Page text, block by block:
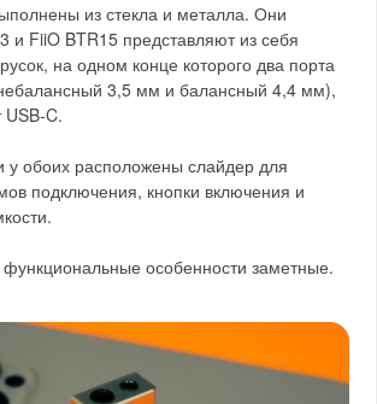
из стекла и металла. Они
и FiiO BTR15 представляют из себя
на одном конце которого два порта
3,5 мм и балансный 4,4 мм),
у обоих расположены слайдер для
подключения, кнопки включения и
особенности заметные.